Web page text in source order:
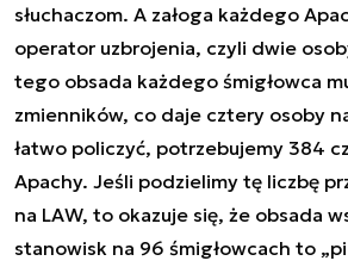
słuchaczom. A załoga każdego
operator uzbrojenia, czyli dwie
tego obsada każdego śmigłowca
zmienników, co daje cztery osoby
łatwo policzyć, potrzebujemy 384
Apachy. Jeśli podzielimy tę liczbę
na LAW, to okazuje się, że obsada
stanowisk na 96 śmigłowcach to